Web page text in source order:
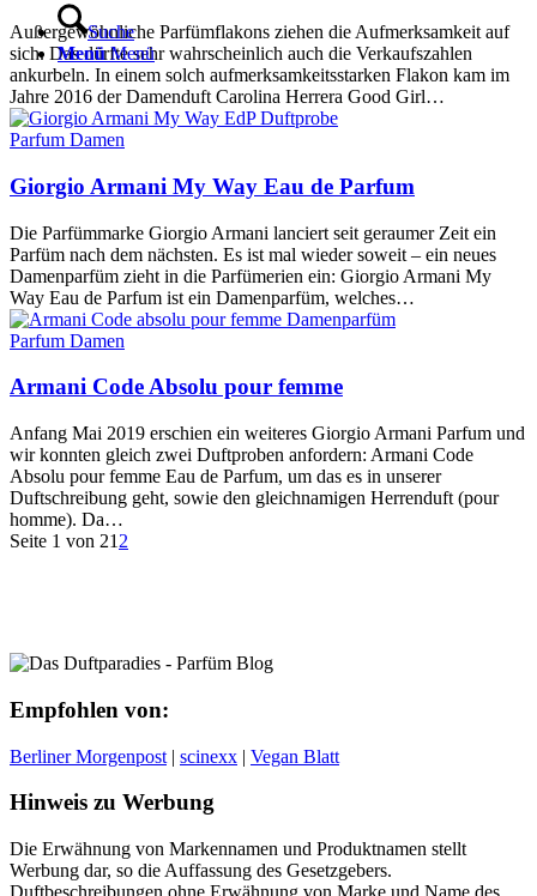
Suche
Menü Menü
Außergewöhnliche Parfümflakons ziehen die Aufmerksamkeit auf
sich. Das dürfte sehr wahrscheinlich auch die Verkaufszahlen
ankurbeln. In einem solch aufmerksamkeitsstarken Flakon kam im
Jahre 2016 der Damenduft Carolina Herrera Good Girl…
Parfum Damen
Giorgio Armani My Way Eau de Parfum
Die Parfümmarke Giorgio Armani lanciert seit geraumer Zeit ein
Parfüm nach dem nächsten. Es ist mal wieder soweit – ein neues
Damenparfüm zieht in die Parfümerien ein: Giorgio Armani My
Way Eau de Parfum ist ein Damenparfüm, welches…
Parfum Damen
Armani Code Absolu pour femme
Anfang Mai 2019 erschien ein weiteres Giorgio Armani Parfum und
wir konnten gleich zwei Duftproben anfordern: Armani Code
Absolu pour femme Eau de Parfum, um das es in unserer
Duftschreibung geht, sowie den gleichnamigen Herrenduft (pour
homme). Da…
Seite 1 von 21 2
Empfohlen von:
Berliner Morgenpost | scinexx | Vegan Blatt
Hinweis zu Werbung
Die Erwähnung von Markennamen und Produktnamen stellt
Werbung dar, so die Auffassung des Gesetzgebers.
Duftbeschreibungen ohne Erwähnung von Marke und Name des